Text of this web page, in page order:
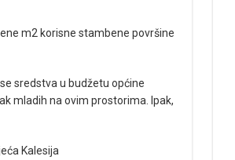
m2 korisne stambene površine
sredstva u budžetu općine
mladih na ovim prostorima. Ipak,
Kalesija